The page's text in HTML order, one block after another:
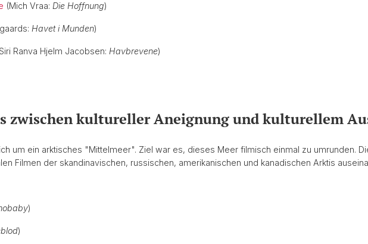
(Mich Vraa: Die Hoffnung)
Havet i Munden)
Ranva Hjelm Jacobsen: Havbrevene)
zwischen kultureller Aneignung und kulturellem
um ein arktisches "Mittelmeer". Ziel war es, dieses Meer filmisch einmal zu umrunden.
Filmen der skandinavischen, russischen, amerikanischen und kanadischen Arktis
)
)